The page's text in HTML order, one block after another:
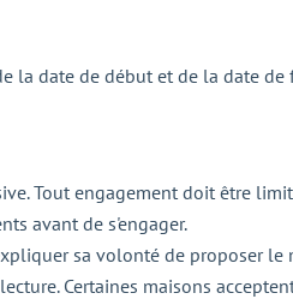
la date de début et de la date
Tout engagement doit être
avant de s'engager.
sa volonté de proposer
Certaines maisons